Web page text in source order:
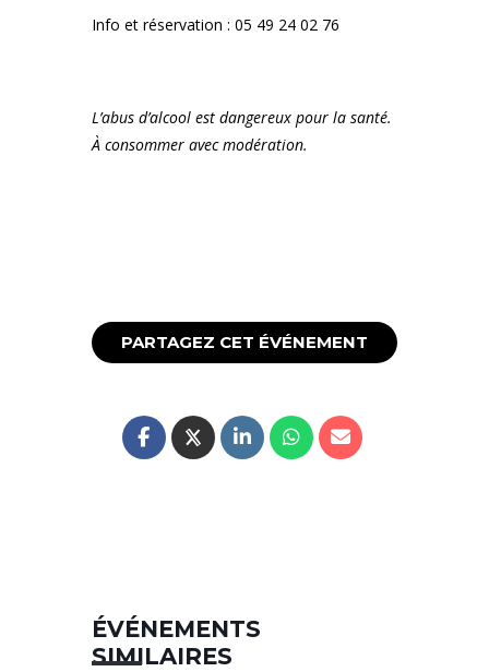
Info et réservation : 05 49 24 02 76
L’abus d’alcool est dangereux pour la santé.
À consommer avec modération.
PARTAGEZ CET ÉVÉNEMENT
ÉVÉNEMENTS
SIMILAIRES